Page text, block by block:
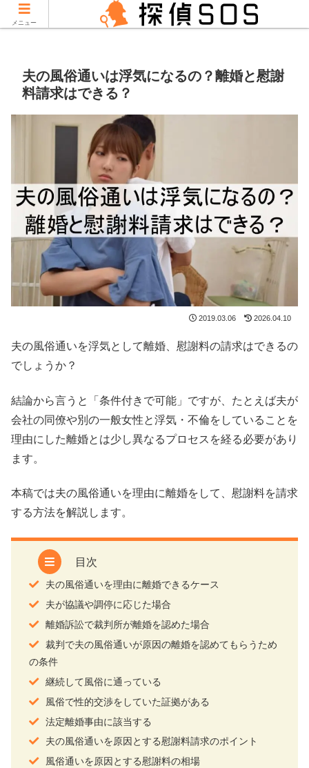
当サイトはPRを含みます。
夫の風俗通いは浮気になるの？離婚と慰謝
料請求はできる？
2019.03.06 2026.04.10
夫の風俗通いを浮気として離婚、慰謝料の請求はできるの
でしょうか？
結論から言うと「条件付きで可能」ですが、たとえば夫が
会社の同僚や別の一般女性と浮気・不倫をしていることを
理由にした離婚とは少し異なるプロセスを経る必要があり
ます。
本稿では夫の風俗通いを理由に離婚をして、慰謝料を請求
する方法を解説します。
目次
夫の風俗通いを理由に離婚できるケース
夫が協議や調停に応じた場合
離婚訴訟で裁判所が離婚を認めた場合
裁判で夫の風俗通いが原因の離婚を認めてもらうため
の条件
継続して風俗に通っている
風俗で性的交渉をしていた証拠がある
法定離婚事由に該当する
夫の風俗通いを原因とする慰謝料請求のポイント
風俗通いを原因とする慰謝料の相場
メニュー